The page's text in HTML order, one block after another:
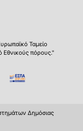
Ταμείο
Εθνικούς πόρους."
Δημόσιας